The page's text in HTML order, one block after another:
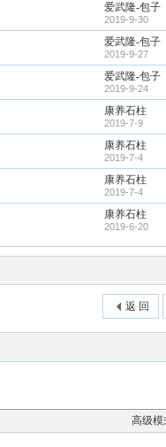
爱武隆-包子
2019-9-30
爱武隆-包子
2019-9-27
爱武隆-包子
2019-9-24
康养石柱
2019-7-9
康养石柱
2019-7-4
康养石柱
2019-7-4
康养石柱
2019-6-20
返 回
高级模